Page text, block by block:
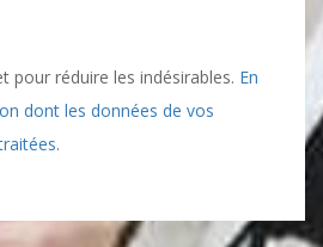
pour réduire les indésirables. En
dont les données de vos
.